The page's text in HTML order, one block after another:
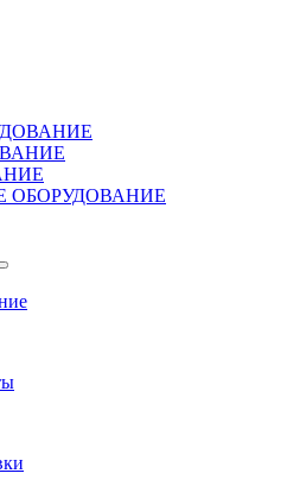
ОБОРУДОВАНИЕ